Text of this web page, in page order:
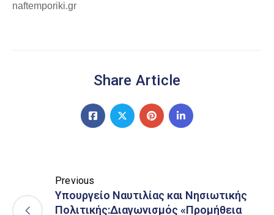
naftemporiki.gr
Share Article
Previous
Υπουργείο Ναυτιλίας και Νησιωτικής
Πολιτικής:Διαγωνισμός «Προμήθεια